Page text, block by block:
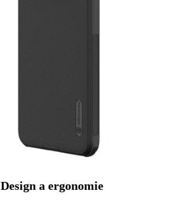
Design a ergonomie